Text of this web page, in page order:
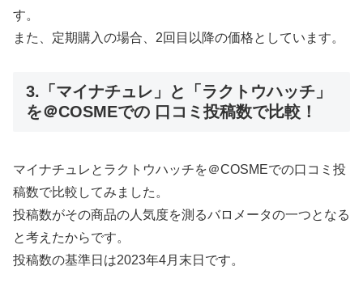
す。
また、定期購入の場合、2回目以降の価格としています。
3.「マイナチュレ」と「ラクトウハッチ」
を＠COSMEでの 口コミ投稿数で比較！
マイナチュレとラクトウハッチを＠COSMEでの口コミ投
稿数で比較してみました。
投稿数がその商品の人気度を測るバロメータの一つとなる
と考えたからです。
投稿数の基準日は2023年4月末日です。